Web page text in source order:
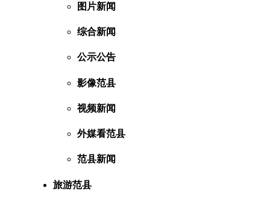
图片新闻
综合新闻
公示公告
影像范县
视频新闻
外媒看范县
范县新闻
旅游范县